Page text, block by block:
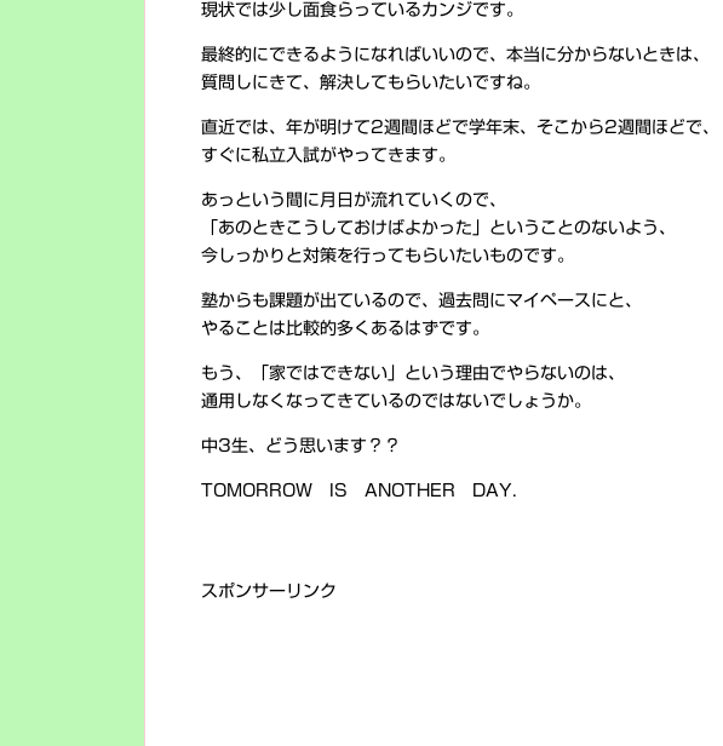
現状では少し面食らっているカンジです。
最終的にできるようになればいいので、本当に分からないときは、
質問しにきて、解決してもらいたいですね。
直近では、年が明けて2週間ほどで学年末、そこから2週間ほどで、
すぐに私立入試がやってきます。
あっという間に月日が流れていくので、
「あのときこうしておけばよかった」ということのないよう、
今しっかりと対策を行ってもらいたいものです。
塾からも課題が出ているので、過去問にマイペースにと、
やることは比較的多くあるはずです。
もう、「家ではできない」という理由でやらないのは、
通用しなくなってきているのではないでしょうか。
中3生、どう思います？？
TOMORROW IS ANOTHER DAY.
スポンサーリンク